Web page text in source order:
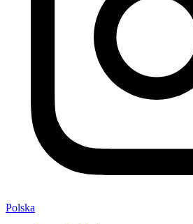
Polska